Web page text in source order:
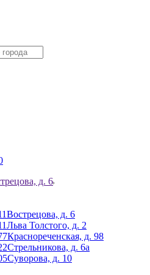
д. 6
Вострецова, д. 6
Льва Толстого, д. 2
Краснореченская, д. 98
Стрельникова, д. 6а
Суворова, д. 10